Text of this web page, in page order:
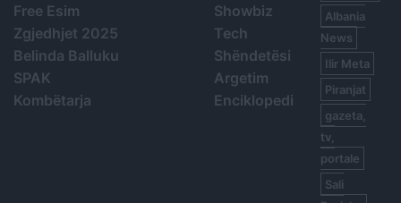
Free Esim
Zgjedhjet 2025
Belinda Balluku
SPAK
Kombëtarja
Showbiz
Tech
Shëndetësi
Argetim
Enciklopedi
Albania
News
Ilir Meta
Piranjat
gazeta,
tv,
portale
Sali